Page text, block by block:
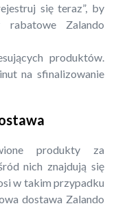
się teraz”, by
rabatowe Zalando
produktów.
na sfinalizowanie
produkty za
nich znajdują się
w takim przypadku
dostawa Zalando